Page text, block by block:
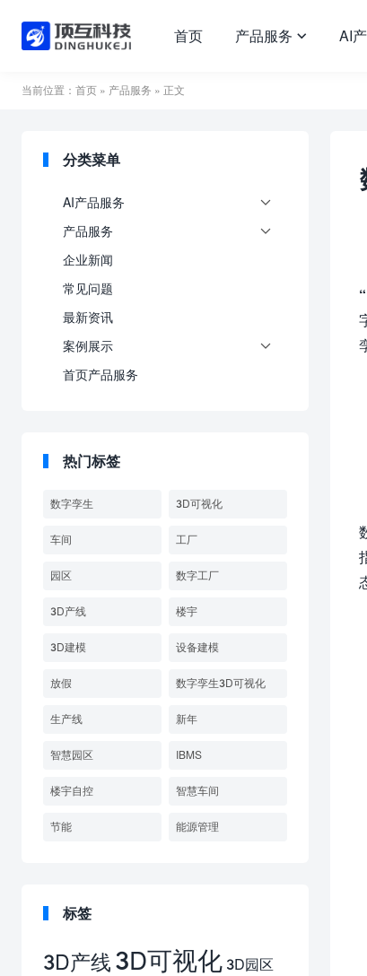
首页 产品服务  AI
当前位置： 首页 » 产品服务 » 正文
“
分类菜单
AI产品服务 
产品服务 
企业新闻
常见问题
最新资讯
案例展示

首页产品服务
热门标签
数字孪生 3D可视化
车间 工厂
园区 数字工厂
3D产线 楼宇
3D建模 设备建模
放假 数字孪生3D可视化
生产线 新年
智慧园区 IBMS
楼宇自控 智慧车间
节能 能源管理
标签
3D产线 3D可视化 3D园区